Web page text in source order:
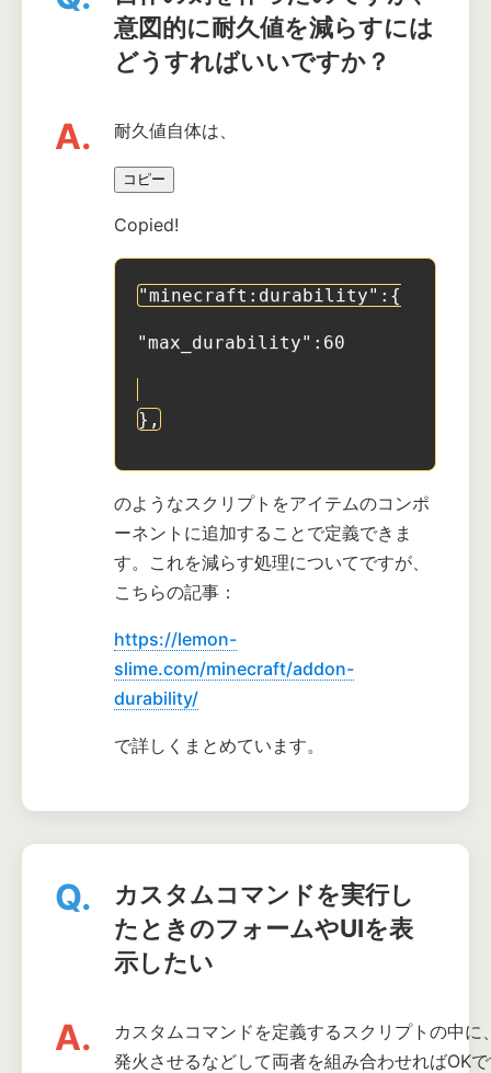
意図的に耐久値を減らすには
どうすればいいですか？
A. 耐久値自体は、
コピー
Copied!
"minecraft:durability":{
"max_durability":60
},
のようなスクリプトをアイテムのコンポ
ーネントに追加することで定義できま
す。これを減らす処理についてですが、
こちらの記事：
https://lemon-
slime.com/minecraft/addon-
durability/
で詳しくまとめています。
Q.
カスタムコマンドを実行し
たときのフォームやUIを表
示したい
A.
カスタムコマンドを定義するスクリプトの中
発火させるなどして両者を組み合わせればOK